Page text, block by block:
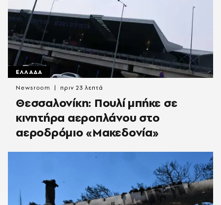
ΕΛΛΑΔΑ
Θεσσαλονίκη: Πουλί μπήκε σε
κινητήρα αεροπλάνου στο
αεροδρόμιο «Μακεδονία»
Newsroom πριν 23 λεπτά